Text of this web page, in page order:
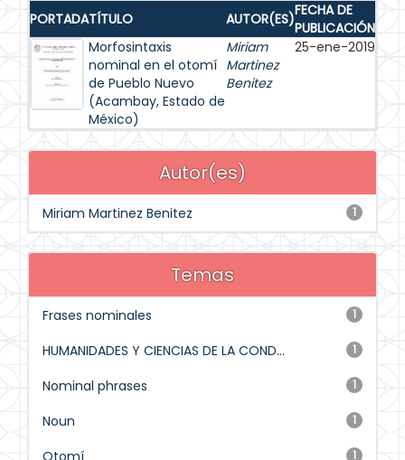
PORTADATÍTULO AUTOR(ES)FECHA DE
PUBLICACIÓN
Morfosintaxis
nominal en el otomí
de Pueblo Nuevo
(Acambay, Estado de
México)
Miriam
Martinez
Benitez
25-ene-2019
Autor(es)
1
Miriam Martinez Benitez
Temas
1
Frases nominales
1
HUMANIDADES Y CIENCIAS DE LA COND...
1
Nominal phrases
1
Noun
1
Otomí